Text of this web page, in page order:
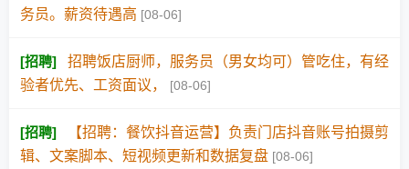
务员。薪资待遇高 [08-06]
[招聘]
招聘饭店厨师，服务员（男女均可）管吃住，有经
验者优先、工资面议，
[08-06]
[招聘]
【招聘：餐饮抖音运营】负责门店抖音账号拍摄剪
辑、文案脚本、短视频更新和数据复盘 [08-06]